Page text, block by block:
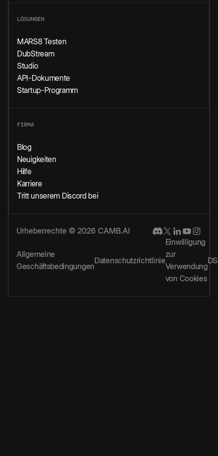
LÖSUNGEN
MARS8 Testen
DubStream
Studio
API-Dokumente
Startup-Programm
FIRMA
Blog
Neuigkeiten
Hilfe
Karriere
Tritt unserem Discord bei
Urheberrechte © 2026 CAMB.AI
Allgemeine
Geschäftsbedingungen
Datenschutzrichtlinie
Einwilligung
zur
Verwendung
von Cookies